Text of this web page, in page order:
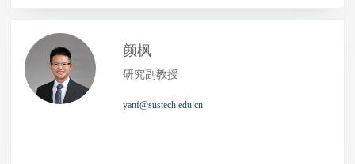
颜枫
研究副教授
yanf@sustech.edu.cn